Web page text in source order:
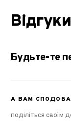
Будьте-те
А ВАМ
поділіться своїм